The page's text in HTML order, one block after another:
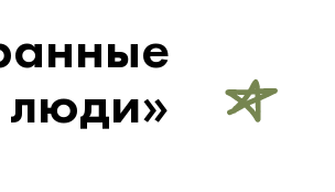
люди»